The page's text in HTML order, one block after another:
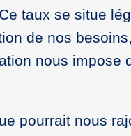
taux se situe
de nos
nous impose
pourrait nous